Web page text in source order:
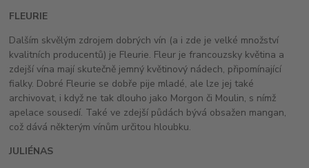
FLEURIE
Dalším skvělým zdrojem dobrých vín (a i zde je velké množství
kvalitních producentů) je Fleurie. Fleur je francouzsky květina a
zdejší vína mají skutečně jemný květinový nádech, připomínající
fialky. Dobré Fleurie se dobře pije mladé, ale lze jej také
archivovat, i když ne tak dlouho jako Morgon či Moulin, s nímž
apelace sousedí. Také ve zdejší půdách bývá obsažen mangan,
což dává některým vínům určitou hloubku.
JULIÉNAS